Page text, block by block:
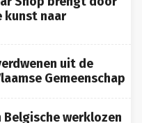
kunst naar
uit de
Gemeenschap
werklozen